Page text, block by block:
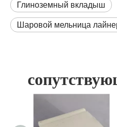
Глиноземный вкладыш
Шаровой мельница